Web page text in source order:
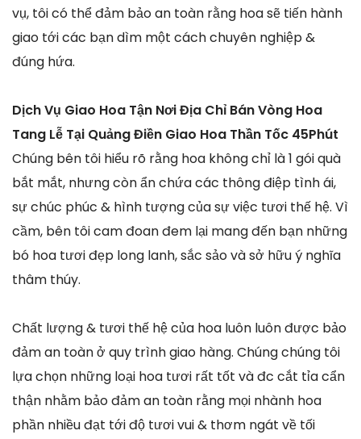
vụ, tôi có thể đảm bảo an toàn rằng hoa sẽ tiến hành
giao tới các bạn dìm một cách chuyên nghiệp &
đúng hứa.
Dịch Vụ Giao Hoa Tận Nơi Địa Chỉ Bán Vòng Hoa
Tang Lễ Tại Quảng Điền Giao Hoa Thần Tốc 45Phút
Chúng bên tôi hiểu rõ rằng hoa không chỉ là 1 gói quà
bắt mắt, nhưng còn ẩn chứa các thông điệp tình ái,
sự chúc phúc & hình tượng của sự việc tươi thế hệ. Vì
cầm, bên tôi cam đoan đem lại mang đến bạn những
bó hoa tươi đẹp long lanh, sắc sảo và sở hữu ý nghĩa
thâm thúy.
Chất lượng & tươi thế hệ của hoa luôn luôn được bảo
đảm an toàn ở quy trình giao hàng. Chúng chúng tôi
lựa chọn những loại hoa tươi rất tốt và đc cắt tỉa cẩn
thận nhằm bảo đảm an toàn rằng mọi nhành hoa
phần nhiều đạt tới độ tươi vui & thơm ngát về tối